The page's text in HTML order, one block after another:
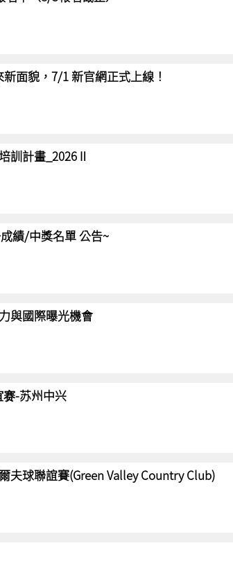
面貌，7/1 新官網正式上線！
訓計畫_2026Ⅱ
績/中獎名單 公告~
與國際曝光機會
赛-苏州中兴
夫球聯誼賽(Green Valley Country Club)